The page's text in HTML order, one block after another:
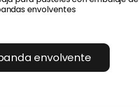
envolventes
envolvente